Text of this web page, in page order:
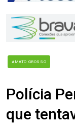
#MATO GROSSO
Polícia
que